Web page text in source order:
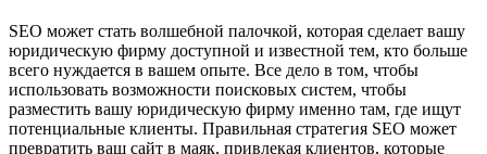
SEO может стать волшебной палочкой, которая сделает вашу
юридическую фирму доступной и известной тем, кто больше
всего нуждается в вашем опыте. Все дело в том, чтобы
использовать возможности поисковых систем, чтобы
разместить вашу юридическую фирму именно там, где ищут
потенциальные клиенты. Правильная стратегия SEO может
превратить ваш сайт в маяк, привлекая клиентов, которые